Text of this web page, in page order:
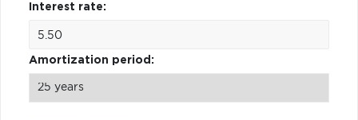
Interest rate:
Amortization period: